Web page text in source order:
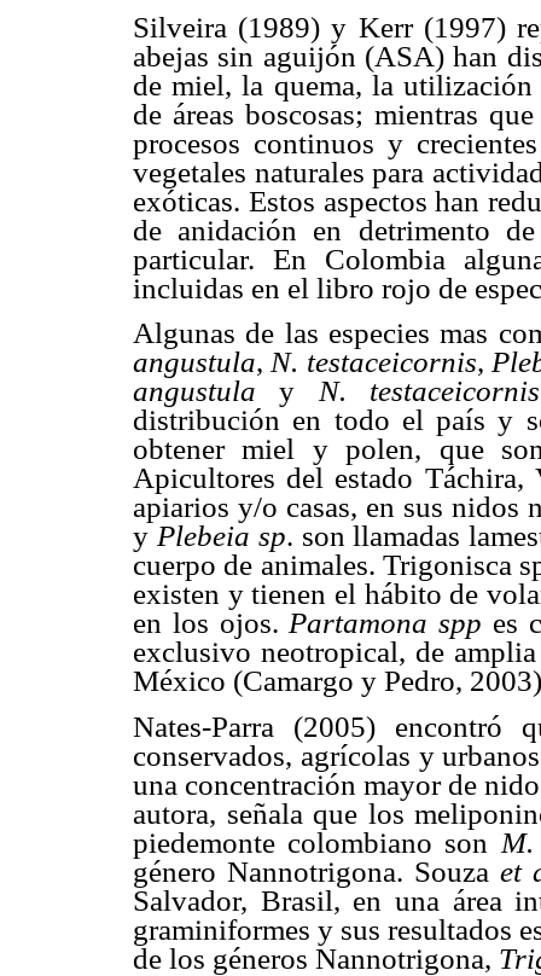
Silveira (1989) y Kerr (1997)
abejas sin aguijón (ASA) han
de miel, la quema, la
de áreas boscosas; mientras
procesos continuos y
vegetales naturales para
exóticas. Estos aspectos han
de anidación en detrimento
particular. En Colombia
incluidas en el libro rojo de
Algunas de las especies mas
angustula, N. testaceicornis,
angustulay N. testaceicornis
distribución en todo el país y
obtener miel y polen, que
Apicultores del estado Táchira,
apiarios y/o casas, en sus nidos
y Plebeia sp. son llamadas
cuerpo de animales. Trigonisca
existen y tienen el hábito de
en los ojos. Partamona spp es
exclusivo neotropical, de
México (Camargo y Pedro,
Nates-Parra (2005) encontró
conservados, agrícolas y
una concentración mayor de
autora, señala que los
piedemonte colombiano son
género Nannotrigona. Souzaet
Salvador, Brasil, en una área
graminiformes y sus resultados
de los géneros Nannotrigona,